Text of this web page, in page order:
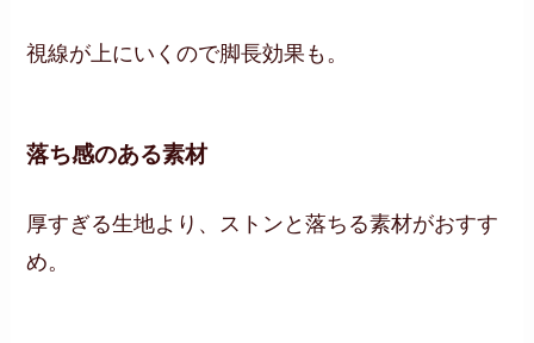
視線が上にいくので脚長効果も。
落ち感のある素材
厚すぎる生地より、ストンと落ちる素材がおすす
め。